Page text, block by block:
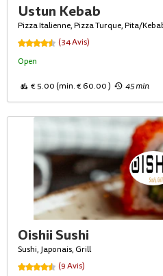
Ustun Kebab
Pizza Italienne, Pizza Turque, Pita/
(34 Avis)
Open
€ 5.00 (min. € 60.00 ) 45 min
Oishii Sushi
Sushi, Japonais, Grill
(9 Avis)